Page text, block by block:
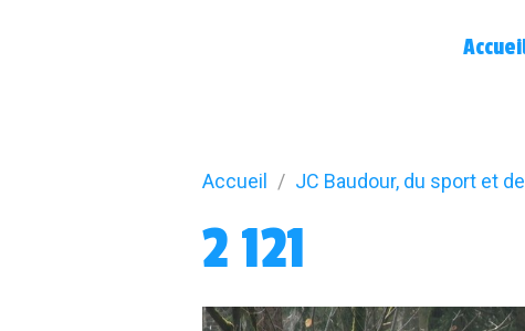
Accueil JC Baudour, du sport et
2 121